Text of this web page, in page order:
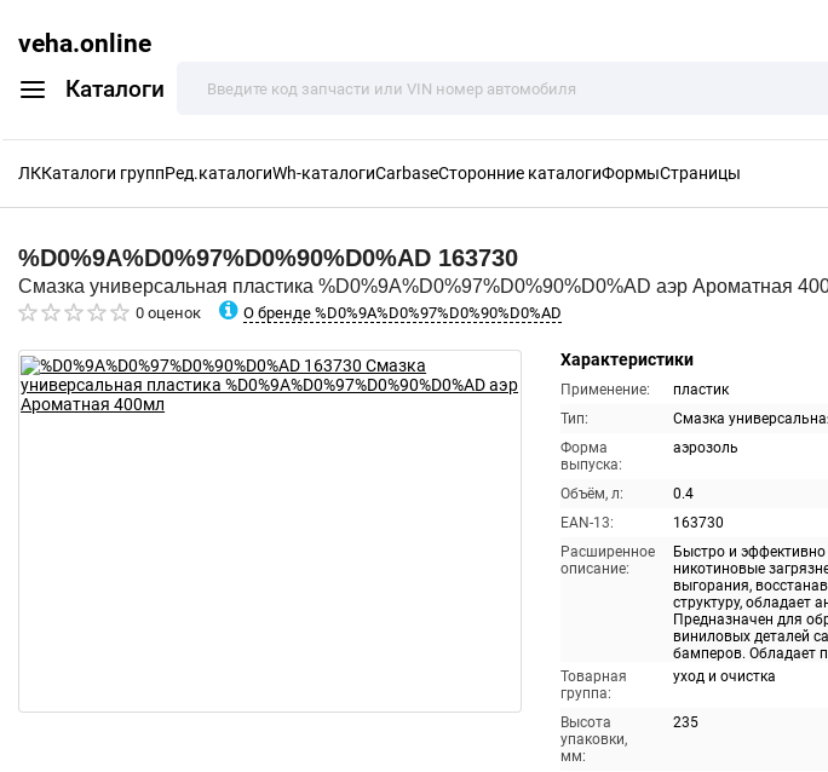
veha.online
Каталоги
ЛККаталоги группРед.каталогиWh-каталогиCarbaseСторонние каталогиФормыСтраницы
%D0%9A%D0%97%D0%90%D0%AD 163730
Смазка универсальная пластика %D0%9A%D0%97%D0%90%D0%AD аэр Ароматная
0 оценок О бренде %D0%9A%D0%97%D0%90%D0%AD
Характеристики
Применение:
пластик
Тип:
Смазка
Форма
выпуска:
аэрозоль
Объём, л:
0.4
EAN-13:
163730
Расширенное
описание:
Быстро и
никотиновые
выгорания,
структуру, обладает
Предназначен для
виниловых деталей
бамперов. Обладает
Товарная
группа:
уход и очистка
Высота
упаковки,
мм:
235